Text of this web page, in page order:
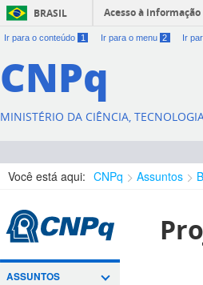
BRASIL Acesso à informação
Ir para o conteúdo 1 Ir para o menu 2 Ir
CNPq
MINISTÉRIO DA CIÊNCIA,
Você está aqui: CNPq Assuntos
ASSUNTOS